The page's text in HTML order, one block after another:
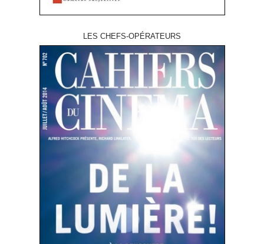
LES CHEFS-OPÉRATEURS